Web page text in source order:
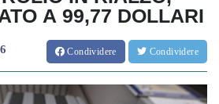
A 99,77 DOLLARI
Condividere Condividere